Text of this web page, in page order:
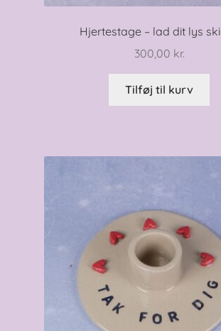
Hjertestage – lad dit lys
300,00 kr.
Tilføj til kurv